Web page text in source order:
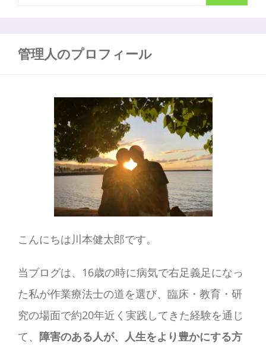
管理人のプロフィール
こんにちは川本健太郎です。
当ブログは、16歳の時に病気で右足義足になっ
た私が作業療法士の道を選び、臨床・教育・研
究の場面で約20年近く実践してきた経験を通じ
て、 障害のある人が、人生をより豊かにする方